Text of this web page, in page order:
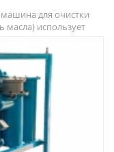
для очистки
масла) использует
могут быстро
содержание